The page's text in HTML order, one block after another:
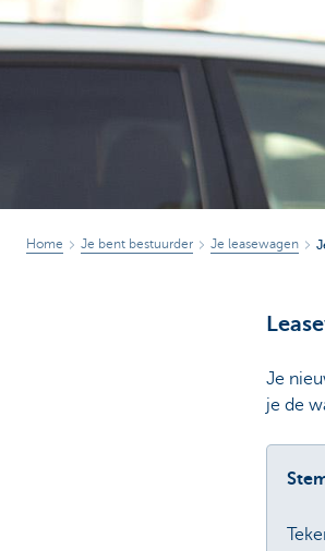
Home Je bent bestuurder Je leasewagen
Je
je de